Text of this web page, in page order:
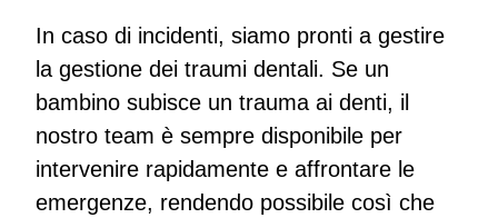
In caso di incidenti, siamo pronti a gestire
la gestione dei traumi dentali. Se un
bambino subisce un trauma ai denti, il
nostro team è sempre disponibile per
intervenire rapidamente e affrontare le
emergenze, rendendo possibile così che